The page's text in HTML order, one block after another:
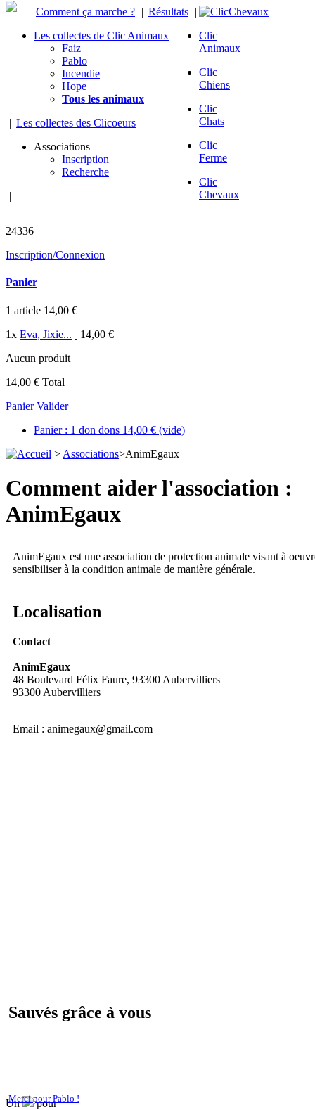
| Comment ça marche ? | Résultats |
Les collectes de Clic Animaux
Faiz
Pablo
Incendie
Hope
Tous les animaux
| Les collectes des Clicoeurs |
Associations
Inscription
Recherche
|
Clic
Animaux
Clic
Chiens
Clic
Chats
Clic
Ferme
Clic
Chevaux
24336
Inscription/Connexion
Panier
1 article 14,00 €
1x Eva, Jixie...
14,00 €
Aucun produit
14,00 € Total
Panier Valider
Panier : 1 don dons 14,00 € (vide)
> Associations>AnimEgaux
Comment aider l'association :
AnimEgaux
AnimEgaux est une association de protection animale visant à
sensibiliser à la condition animale de manière générale.
Localisation
Contact
AnimEgaux
48 Boulevard Félix Faure, 93300 Aubervilliers
93300 Aubervilliers
Email : animegaux@gmail.com
Sauvés grâce à vous
Merci pour Pablo !
Un
pour